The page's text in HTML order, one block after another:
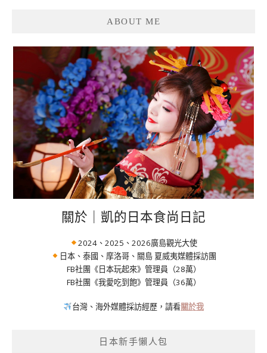
ABOUT ME
關於｜凱的日本食尚日記
2024、2025、2026廣島觀光大使
日本、泰國、摩洛哥、關島 夏威夷媒體採訪團
FB社團《日本玩起來》管理員（28萬）
FB社團《我愛吃到飽》管理員（36萬）
台灣、海外媒體採訪經歷，請看關於我
日本新手懶人包